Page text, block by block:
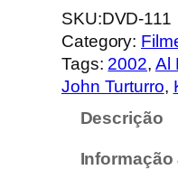
a
n
t
SKU:DVD-111
Category:
Tags: 2002, Al
John Turturro,
Descrição
Informação